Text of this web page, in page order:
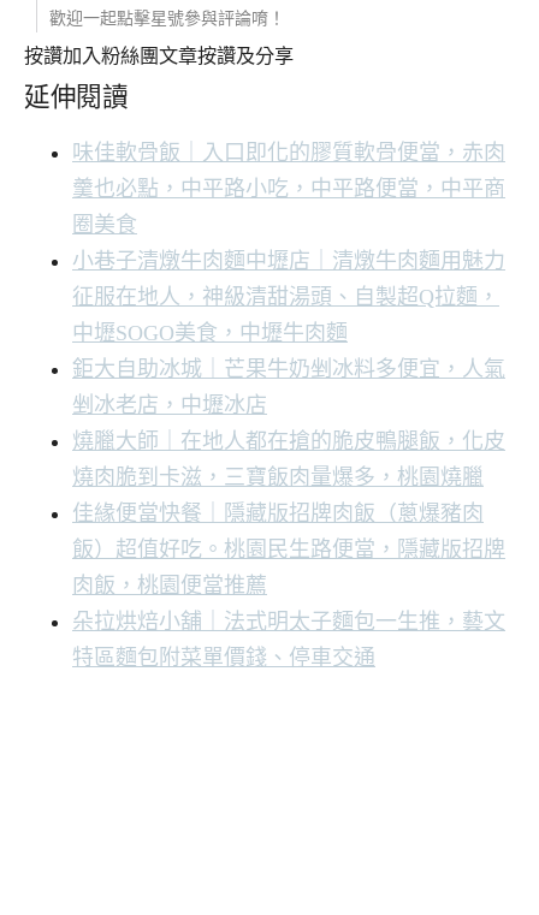
歡迎一起點擊星號參與評論唷！
按讚加入粉絲團文章按讚及分享
延伸閱讀
味佳軟骨飯｜入口即化的膠質軟骨便當，赤肉
羹也必點，中平路小吃，中平路便當，中平商
圈美食
小巷子清燉牛肉麵中壢店｜清燉牛肉麵用魅力
征服在地人，神級清甜湯頭、自製超Q拉麵，
中壢SOGO美食，中壢牛肉麵
鉅大自助冰城｜芒果牛奶剉冰料多便宜，人氣
剉冰老店，中壢冰店
燒臘大師｜在地人都在搶的脆皮鴨腿飯，化皮
燒肉脆到卡滋，三寶飯肉量爆多，桃園燒臘
佳緣便當快餐｜隱藏版招牌肉飯（蔥爆豬肉
飯）超值好吃。桃園民生路便當，隱藏版招牌
肉飯，桃園便當推薦
朵拉烘焙小舖｜法式明太子麵包一生推，藝文
特區麵包附菜單價錢、停車交通